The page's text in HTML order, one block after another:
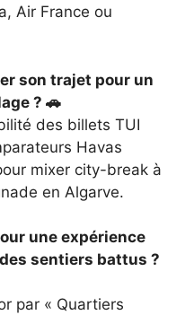
Air France ou
son trajet pour un
? 🚗
des billets TUI
Havas
mixer city-break à
en Algarve.
une expérience
sentiers battus ?
par « Quartiers